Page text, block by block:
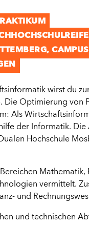
wirst du
Die Optimierung von
Als
der Informatik.
Hochschule
Mathematik,
vermittelt.
und
und technischen